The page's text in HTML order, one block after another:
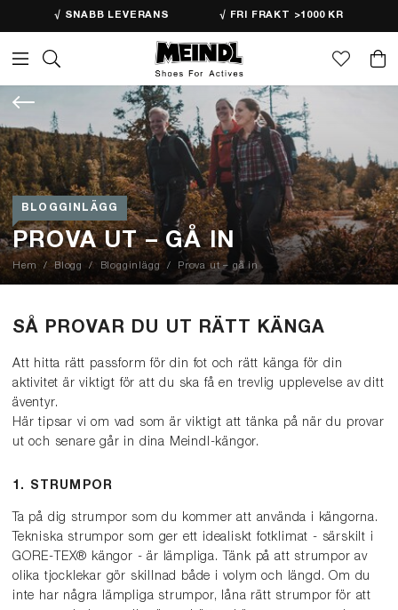
√ SNABB LEVERANS √ FRI FRAKT >1000 KR
BLOGGINLÄGG
PROVA UT – GÅ IN
Hem Blogg Blogginlägg Prova ut – gå in
SÅ PROVAR DU UT RÄTT KÄNGA
Att hitta rätt passform för din fot och rätt känga för din
aktivitet är viktigt för att du ska få en trevlig upplevelse av ditt
äventyr.
Här tipsar vi om vad som är viktigt att tänka på när du provar
ut och senare går in dina Meindl-kängor.
1. STRUMPOR
Ta på dig strumpor som du kommer att använda i kängorna.
Tekniska strumpor som ger ett idealiskt fotklimat - särskilt i
GORE-TEX® kängor - är lämpliga. Tänk på att strumpor av
olika tjocklekar gör skillnad både i volym och längd. Om du
inte har några lämpliga strumpor, låna rätt strumpor för att